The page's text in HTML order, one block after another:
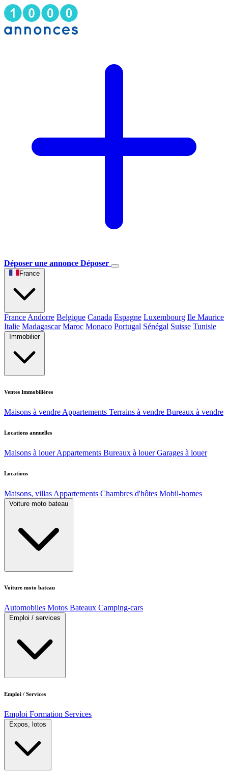
Déposer une annonce Déposer
France
France Andorre Belgique Canada Espagne Luxembourg Ile Maurice
Italie Madagascar Maroc Monaco Portugal Sénégal Suisse Tunisie
Immobilier
Ventes Immobilières
Maisons à vendre Appartements Terrains à vendre Bureaux à vendre
Locations annuelles
Maisons à louer Appartements Bureaux à louer Garages à louer
Locations
Maisons, villas Appartements Chambres d'hôtes Mobil-homes
Voiture moto bateau
Voiture moto bateau
Automobiles Motos Bateaux Camping-cars
Emploi / services
Emploi / Services
Emploi Formation Services
Expos, lotos